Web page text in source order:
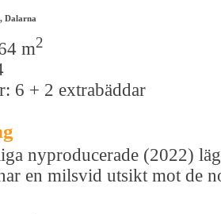
Dalarna
m2
6 + 2 extrabäddar
nyproducerade (2022)
en milsvid utsikt mot de